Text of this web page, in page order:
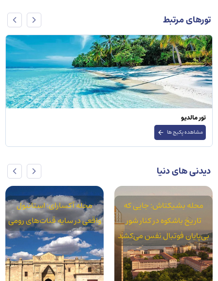
تورهای مرتبط
تور سنگاپور
مشاهده پکیج ها
دیدنی های دنیا
محله آکسارای: استانبول
واقعی در سایه قنات‌های رومی
پاساژ چیچک: جایی که تاریخ،
موسیقی و طعم‌ها در قلب
استقلال به هم می‌رسند